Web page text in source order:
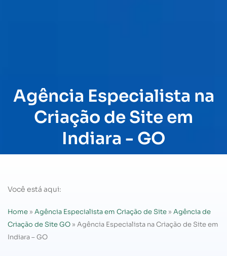
Agência Especialista na
Criação de Site em
Indiara - GO
Você está aqui:
Home » Agência Especialista em Criação de Site » Agência de
Criação de Site GO » Agência Especialista na Criação de Site em
Indiara – GO